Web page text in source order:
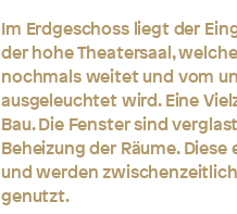
Im Erdgeschoss liegt der
der hohe Theatersaal,
nochmals weitet und vom
ausgeleuchtet wird. Eine
Bau. Die Fenster sind
Beheizung der Räume.
und werden
genutzt.